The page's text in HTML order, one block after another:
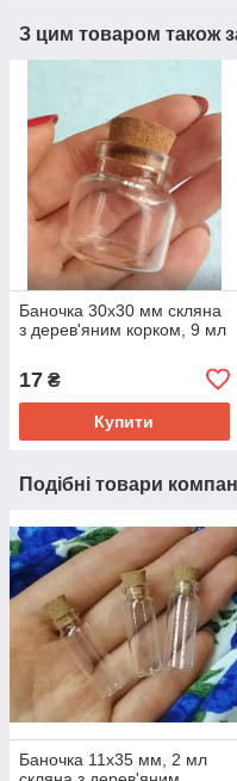
З цим товаром також
Баночка 30х30 мм скляна
з дерев'яним корком, 9 мл
17 ₴
Купити
Подібні товари
Баночка 11х35 мм, 2 мл